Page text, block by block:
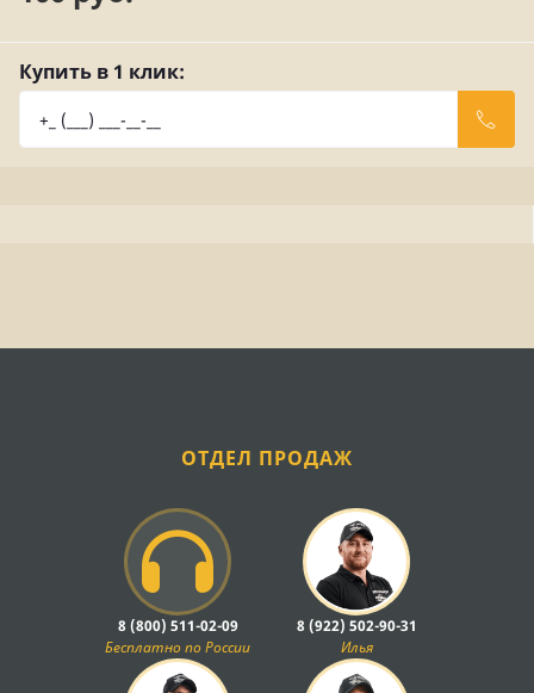
Купить в 1 клик:
ОТДЕЛ ПРОДАЖ
8 (800) 511-02-09
Бесплатно по России
8 (922) 502-90-31
Илья